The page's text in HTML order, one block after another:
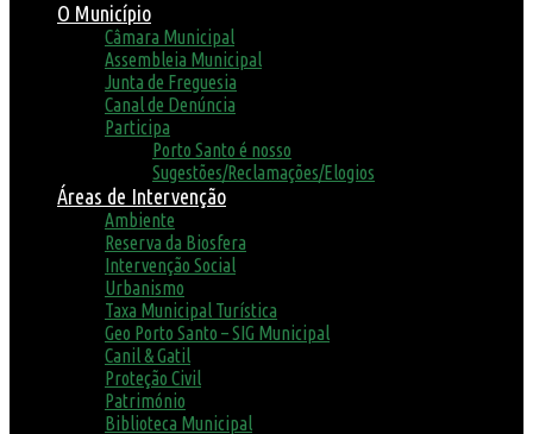
O Município
Câmara Municipal
Assembleia Municipal
Junta de Freguesia
Canal de Denúncia
Participa
Porto Santo é nosso
Sugestões/Reclamações/Elogios
Áreas de Intervenção
Ambiente
Reserva da Biosfera
Intervenção Social
Urbanismo
Taxa Municipal Turística
Geo Porto Santo – SIG Municipal
Canil & Gatil
Proteção Civil
Património
Biblioteca Municipal